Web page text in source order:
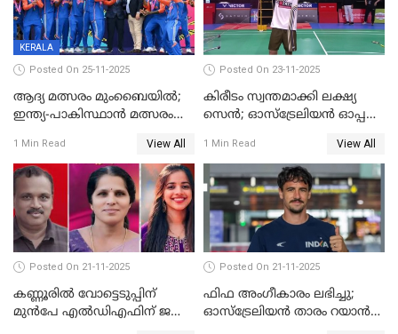
KERALA
Posted On 25-11-2025
ആദ്യ മത്സരം മുംബൈയിൽ;
ഇന്ത്യ-പാകിസ്ഥാൻ മത്സരം
ലോകകപ്പിന്‍റെ മത്സരക്രമം
പ്രഖ്യാപിച്ചു
1 Min Read View All
Posted On 23-11-2025
കിരീടം സ്വന്തമാക്കി ലക്ഷ്യ
സെന്‍; ഓസ്ട്രേലിയന്‍ ഓപ്പണ്‍
1 Min Read View All
Posted On 21-11-2025
കണ്ണൂരിൽ വോട്ടെടുപ്പിന്
മുൻപേ എൽഡിഎഫിന് ജയം;
Posted On 21-11-2025
ഫിഫ അംഗീകാരം ലഭിച്ചു;
ഓസ്‌ട്രേലിയന്‍ താരം റയാന്‍